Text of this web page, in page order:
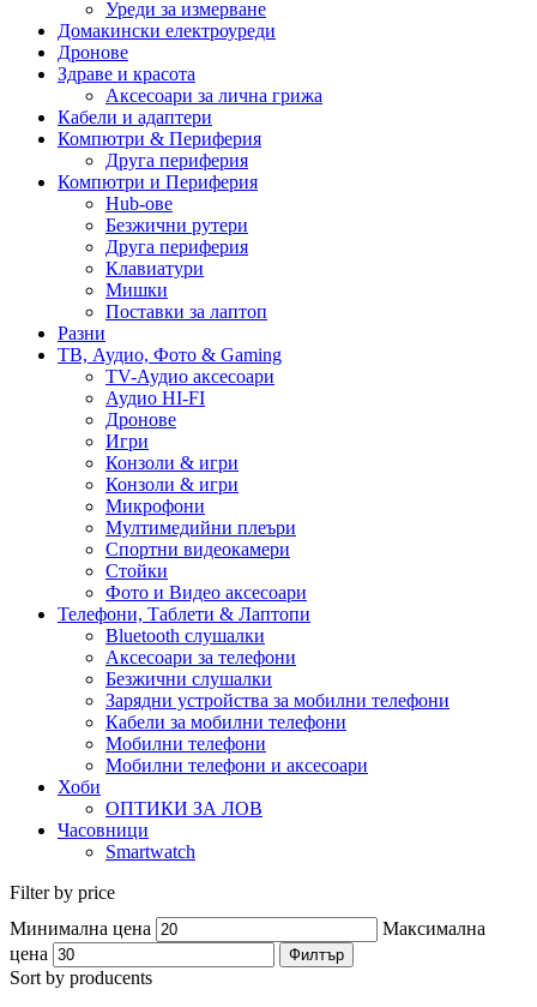
Уреди за измерване
Домакински електроуреди
Дронове
Здраве и красота
Аксесоари за лична грижа
Кабели и адаптери
Компютри & Периферия
Друга периферия
Компютри и Периферия
Hub-ове
Безжични рутери
Друга периферия
Клавиатури
Мишки
Поставки за лаптоп
Разни
ТВ, Аудио, Фото & Gaming
TV-Аудио аксесоари
Аудио HI-FI
Дронове
Игри
Конзоли & игри
Конзоли & игри
Микрофони
Мултимедийни плеъри
Спортни видеокамери
Стойки
Фото и Видео аксесоари
Телефони, Таблети & Лаптопи
Bluetooth слушалки
Аксесоари за телефони
Безжични слушалки
Зарядни устройства за мобилни телефони
Кабели за мобилни телефони
Мобилни телефони
Мобилни телефони и аксесоари
Хоби
ОПТИКИ ЗА ЛОВ
Часовници
Smartwatch
Filter by price
Минимална цена
Максимална
цена
Филтър
Sort by producents